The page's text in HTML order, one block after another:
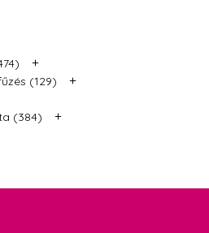
+
(129) +
(384) +